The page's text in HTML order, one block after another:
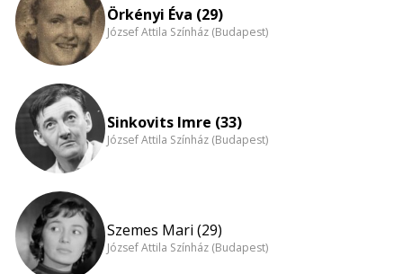
Örkényi Éva (29)
József Attila Színház (Budapest)
Sinkovits Imre (33)
József Attila Színház (Budapest)
Szemes Mari (29)
József Attila Színház (Budapest)